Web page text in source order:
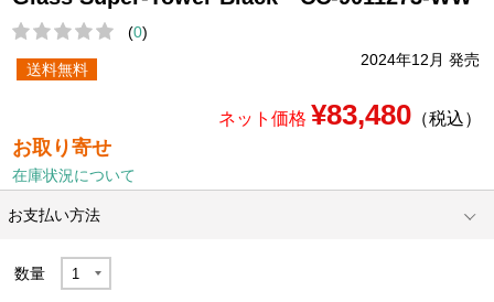
(0)
2024年12月 発売
送料無料
ネット価格 ¥83,480（税込）
お取り寄せ
在庫状況について
お支払い方法
数量